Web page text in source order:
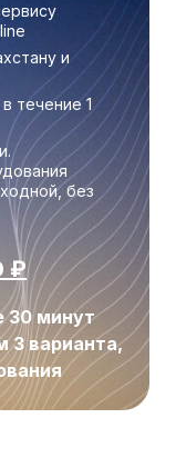
и
течение 1
без
₽
30 минут
варианта,